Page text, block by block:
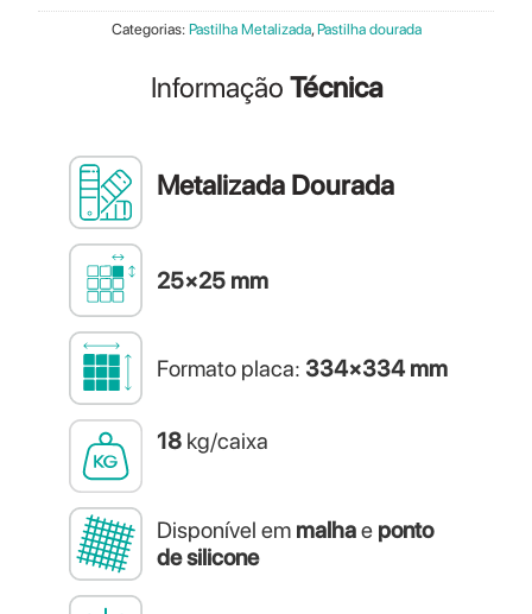
Categorias: Pastilha Metalizada, Pastilha dourada
Informação Técnica
Metalizada Dourada
25×25 mm
Formato placa: 334×334 mm
18 kg/caixa
Disponível em malhae ponto
de silicone